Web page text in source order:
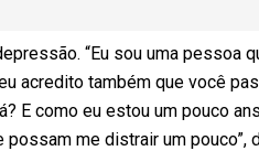
“Eu sou uma pessoa
acredito também que você
E como eu estou um pouco
me distrair um pouco”,